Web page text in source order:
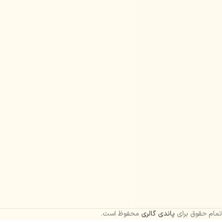
تمام حقوق برای پاندی گالری محفوظ است.